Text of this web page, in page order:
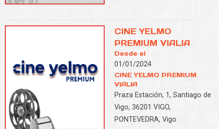
CINE YELMO
PREMIUM VIALIA
Desde el
01/01/2024
CINE YELMO PREMIUM
VIALIA
Praza Estación, 1, Santiago de
Vigo, 36201 VIGO,
PONTEVEDRA, Vigo